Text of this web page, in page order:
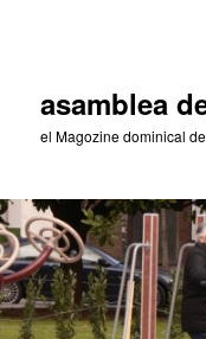
asamblea
el Magozine dominical